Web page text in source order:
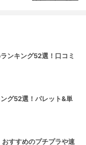
ンキング52選！口コミ
グ52選！パレット&単
すすめのプチプラや速